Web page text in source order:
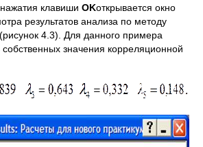
клавиши OKоткрывается окно
результатов анализа по методу
4.3). Для данного примера
значения корреляционной